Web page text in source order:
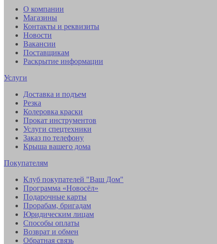
О компании
Магазины
Контакты и реквизиты
Новости
Вакансии
Поставщикам
Раскрытие информации
Услуги
Доставка и подъем
Резка
Колеровка краски
Прокат инструментов
Услуги спецтехники
Заказ по телефону
Крыша вашего дома
Покупателям
Клуб покупателей "Ваш Дом"
Программа «Новосёл»
Подарочные карты
Прорабам, бригадам
Юридическим лицам
Способы оплаты
Возврат и обмен
Обратная связь